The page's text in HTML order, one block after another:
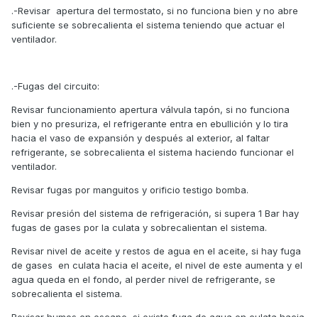
.-Revisar apertura del termostato, si no funciona bien y no abre
suficiente se sobrecalienta el sistema teniendo que actuar el
ventilador.
.-Fugas del circuito:
Revisar funcionamiento apertura válvula tapón, si no funciona
bien y no presuriza, el refrigerante entra en ebullición y lo tira
hacia el vaso de expansión y después al exterior, al faltar
refrigerante, se sobrecalienta el sistema haciendo funcionar el
ventilador.
Revisar fugas por manguitos y orificio testigo bomba.
Revisar presión del sistema de refrigeración, si supera 1 Bar hay
fugas de gases por la culata y sobrecalientan el sistema.
Revisar nivel de aceite y restos de agua en el aceite, si hay fuga
de gases en culata hacia el aceite, el nivel de este aumenta y el
agua queda en el fondo, al perder nivel de refrigerante, se
sobrecalienta el sistema.